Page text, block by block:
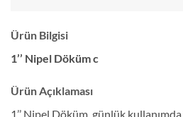
Ürün Bilgisi
1’’ Nipel Döküm c
Ürün Açıklaması
1’’ Nipel Döküm, günlük